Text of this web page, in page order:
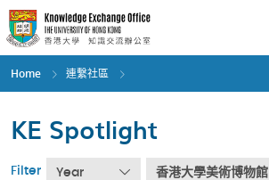
Skip
to
main
content
Home 連繫社區
KE Spotlight
Filter Year 香港大學美術博物館